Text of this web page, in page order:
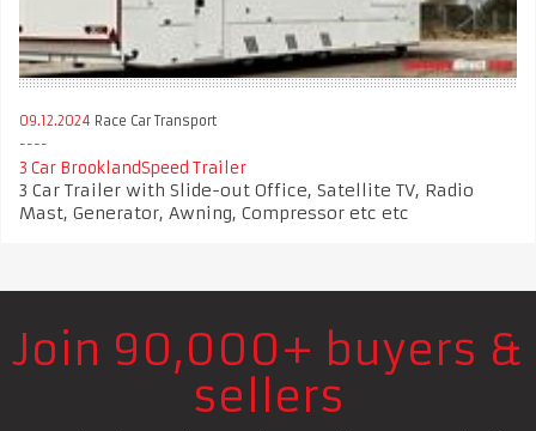
09.12.2024 Race Car Transport
3 Car BrooklandSpeed Trailer
3 Car Trailer with Slide-out Office, Satellite TV, Radio
Mast, Generator, Awning, Compressor etc etc
Join 90,000+ buyers &
sellers